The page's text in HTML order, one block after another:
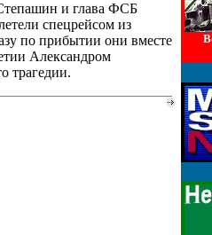
и глава ФСБ
спецрейсом из
по прибытии они вместе
Александром
трагедии.